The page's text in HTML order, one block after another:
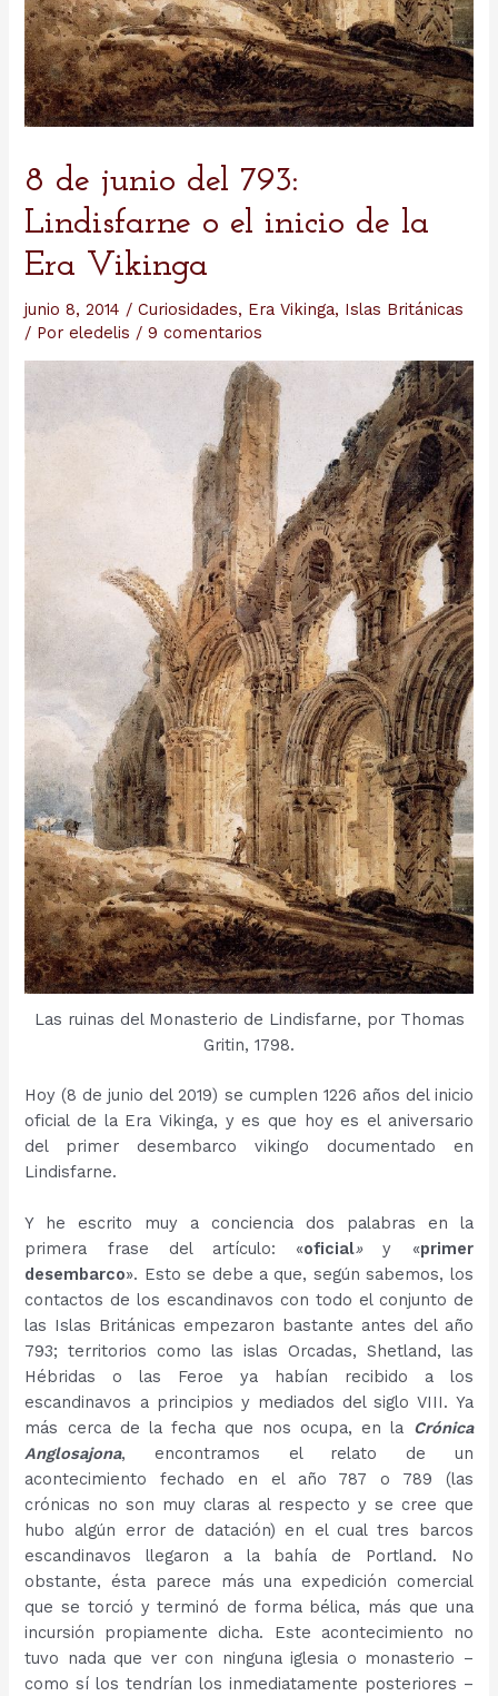
8 de junio del 793:
Lindisfarne o el inicio de la
Era Vikinga
junio 8, 2014 /Curiosidades, Era Vikinga, Islas Británicas
/ Poreledelis /9 comentarios
Las ruinas del Monasterio de Lindisfarne, por Thomas
Gritin, 1798.
Hoy (8 de junio del 2019) se cumplen 1226 años del inicio
oficial de la Era Vikinga, y es que hoy es el aniversario
del primer desembarco vikingo documentado en
Lindisfarne.
Y he escrito muy a conciencia dos palabras en la
primera frase del artículo: «oficial»y «primer
desembarco». Esto se debe a que, según sabemos, los
contactos de los escandinavos con todo el conjunto de
las Islas Británicas empezaron bastante antes del año
793; territorios como las islas Orcadas, Shetland, las
Hébridas o las Feroe ya habían recibido a los
escandinavos a principios y mediados del siglo VIII. Ya
más cerca de la fecha que nos ocupa, en la Crónica
Anglosajona, encontramos el relato de un
acontecimiento fechado en el año 787 o 789 (las
crónicas no son muy claras al respecto y se cree que
hubo algún error de datación) en el cual tres barcos
escandinavos llegaron a la bahía de Portland. No
obstante, ésta parece más una expedición comercial
que se torció y terminó de forma bélica, más que una
incursión propiamente dicha. Este acontecimiento no
tuvo nada que ver con ninguna iglesia o monasterio –
como sí los tendrían los inmediatamente posteriores –